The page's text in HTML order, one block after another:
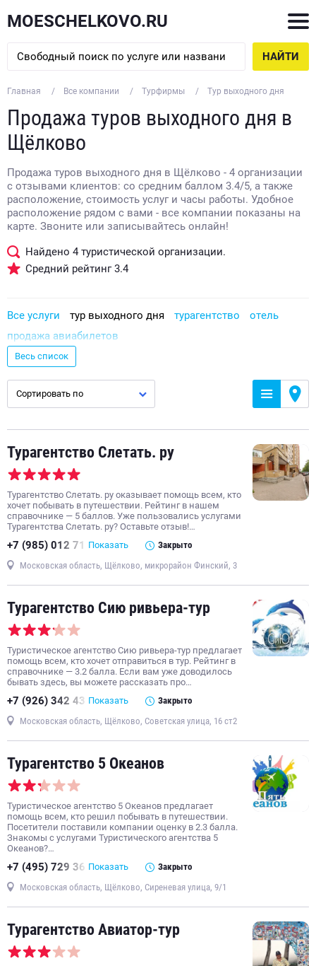
MOESCHELKOVO.RU
НАЙТИ
Главная Все компании Турфирмы Тур выходного дня
Продажа туров выходного дня в
Щёлково
Продажа туров выходного дня в Щёлково - 4 организации
с отзывами клиентов: со средним баллом 3.4/5, а также
расположение, стоимость услуг и часы работы. Удобное
расположение рядом с вами - все компании показаны на
карте. Звоните или записывайтесь онлайн!
Найдено 4 туристической организации.
Средний рейтинг3.4
Все услуги тур выходного дня турагентство
отель
продажа авиабилетов
продажа железнодорожных билетов
тур по России
пляжный тур
горящий тур
гостиница по часам
мини-гостиница
туры в Китай
помощь в оформлении виз
гостевой дом
апартаменты
свадебный тур
горнолыжный тур
продажа автобусных билетов
туры в Таиланд
экскурсии для детей
туры в Испанию
экскурсии в музей
клубный отель
туры в Грузию
туры в Тунис
туры во Вьетнам
фитнес-туры
туры в Гоа
Весь список
Сортировать по
Турагентство Слетать. ру
Турагентство Слетать. ру оказывает помощь всем, кто
хочет побывать в путешествии. Рейтинг в нашем
справочнике — 5 баллов. Уже пользовались услугами
Турагентства Слетать. ру? Оставьте отзыв!…
+7 (985) 012 71 Показать Закрыто
Московская область, Щёлково, микрорайон Финский, 3
Турагентство Сию ривьера-тур
Туристическое агентство Сию ривьера-тур предлагает
помощь всем, кто хочет отправиться в тур. Рейтинг в
справочнике — 3.2 балла. Если вам уже доводилось
бывать здесь, вы можете рассказать про…
+7 (926) 342 43 Показать Закрыто
Московская область, Щёлково, Советская улица, 16 ст2
Турагентство 5 Океанов
Туристическое агентство 5 Океанов предлагает
помощь всем, кто решил побывать в путешествии.
Посетители поставили компании оценку в 2.3 балла.
Знакомы с услугами Туристического агентства 5
Океанов?…
+7 (495) 729 36 Показать Закрыто
Московская область, Щёлково, Сиреневая улица, 9/1
Турагентство Авиатор-тур